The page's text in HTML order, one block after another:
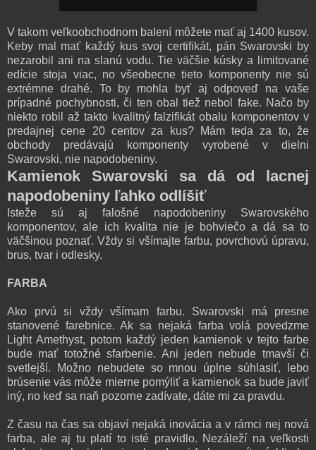
V takom veľkoobchodnom balení môžete mať aj 1400 kusov.
Keby mal mať každý kus svoj certifikát, pán Swarovski by
nezarobil ani na slanú vodu. Tie väčšie kúsky a limitované
edície stoja viac, no všeobecne tieto komponenty nie sú
extrémne drahé. To by mohla byť aj odpoveď na vaše
prípadné pochybnosti, či ten obal tiež nebol fake. Načo by
niekto robil až takto kvalitný falzifikát obalu komponentov v
predajnej cene 20 centov za kus? Mám teda za to, že
obchody predávajú komponenty vyrobené v dielni
Swarovski, nie napodobeniny.
Kamienok Swarovski sa dá od lacnej
napodobeniny ľahko odlíšiť
Isteže sú aj falošné napodobeniny Swarovského
komponentov, ale ich kvalita nie je bohviečo a dá sa to
väčšinou poznať. Vždy si všímajte farbu, povrchovú úpravu,
brus, tvar i odlesky.
FARBA
Ako prvú si vždy všímam farbu. Swarovski má presne
stanovené farebnice. Ak sa nejaká farba volá povedzme
Light Amethyst, potom každý jeden kamienok v tejto farbe
bude mať totožné sfarbenie. Ani jeden nebude tmavší či
svetlejší. Možno nebudete so mnou úplne súhlasiť, lebo
brúsenie vás môže mierne pomýliť a kamienok sa bude javiť
iný, no keď sa naň pozorne zadívate, dáte mi za pravdu.
Z času na čas sa objaví nejaká inovácia a v rámci nej nová
farba, ale aj tu platí to isté pravidlo. Nezáleží na veľkosti